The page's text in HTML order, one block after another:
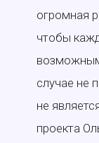
огромная
чтобы
случае не
не
проекта